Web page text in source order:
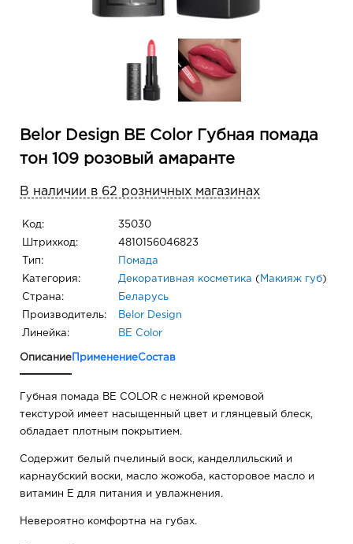
Belor Design BE Color Губная помада
тон 109 розовый амаранте
В наличии в 62 розничных магазинах
Код: 35030
Штрихкод: 4810156046823
Тип: Помада
Категория: Декоративная косметика ( Макияж губ)
Страна: Беларусь
Производитель: Belor Design
Линейка: BE Color
Описание ПрименениеСостав
Губная помада BE COLOR с нежной кремовой
текстурой имеет насыщенный цвет и глянцевый блеск,
обладает плотным покрытием.
Содержит белый пчелиный воск, канделлильский и
карнаубский воски, масло жожоба, касторовое масло и
витамин Е для питания и увлажнения.
Невероятно комфортна на губах.